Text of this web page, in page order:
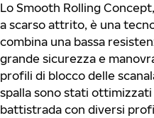
Lo Smooth Rolling
a scarso attrito, è una
combina una bassa
grande sicurezza e
profili di blocco delle
spalla sono stati
battistrada con diversi